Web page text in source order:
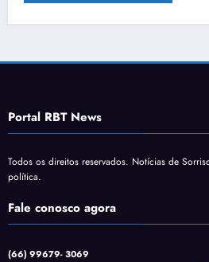
Portal RBT News
Todos os direitos reservados. Notícias de
política.
Fale conosco agora
(66) 99679- 3069